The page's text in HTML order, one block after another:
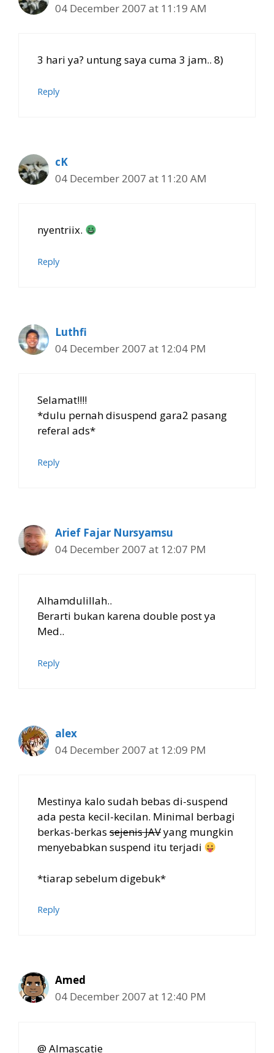
04 December 2007 at 11:19 AM
3 hari ya? untung saya cuma 3 jam.. 8)
Reply
cK
04 December 2007 at 11:20 AM
nyentriix.
Reply
Luthfi
04 December 2007 at 12:04 PM
Selamat!!!!
*dulu pernah disuspend gara2 pasang
referal ads*
Reply
Arief Fajar Nursyamsu
04 December 2007 at 12:07 PM
Alhamdulillah..
Berarti bukan karena double post ya
Med..
Reply
alex
04 December 2007 at 12:09 PM
Mestinya kalo sudah bebas di-suspend
ada pesta kecil-kecilan. Minimal berbagi
berkas-berkas sejenis JAVyang mungkin
menyebabkan suspend itu terjadi
*tiarap sebelum digebuk*
Reply
Amed
04 December 2007 at 12:40 PM
@ Almascatie